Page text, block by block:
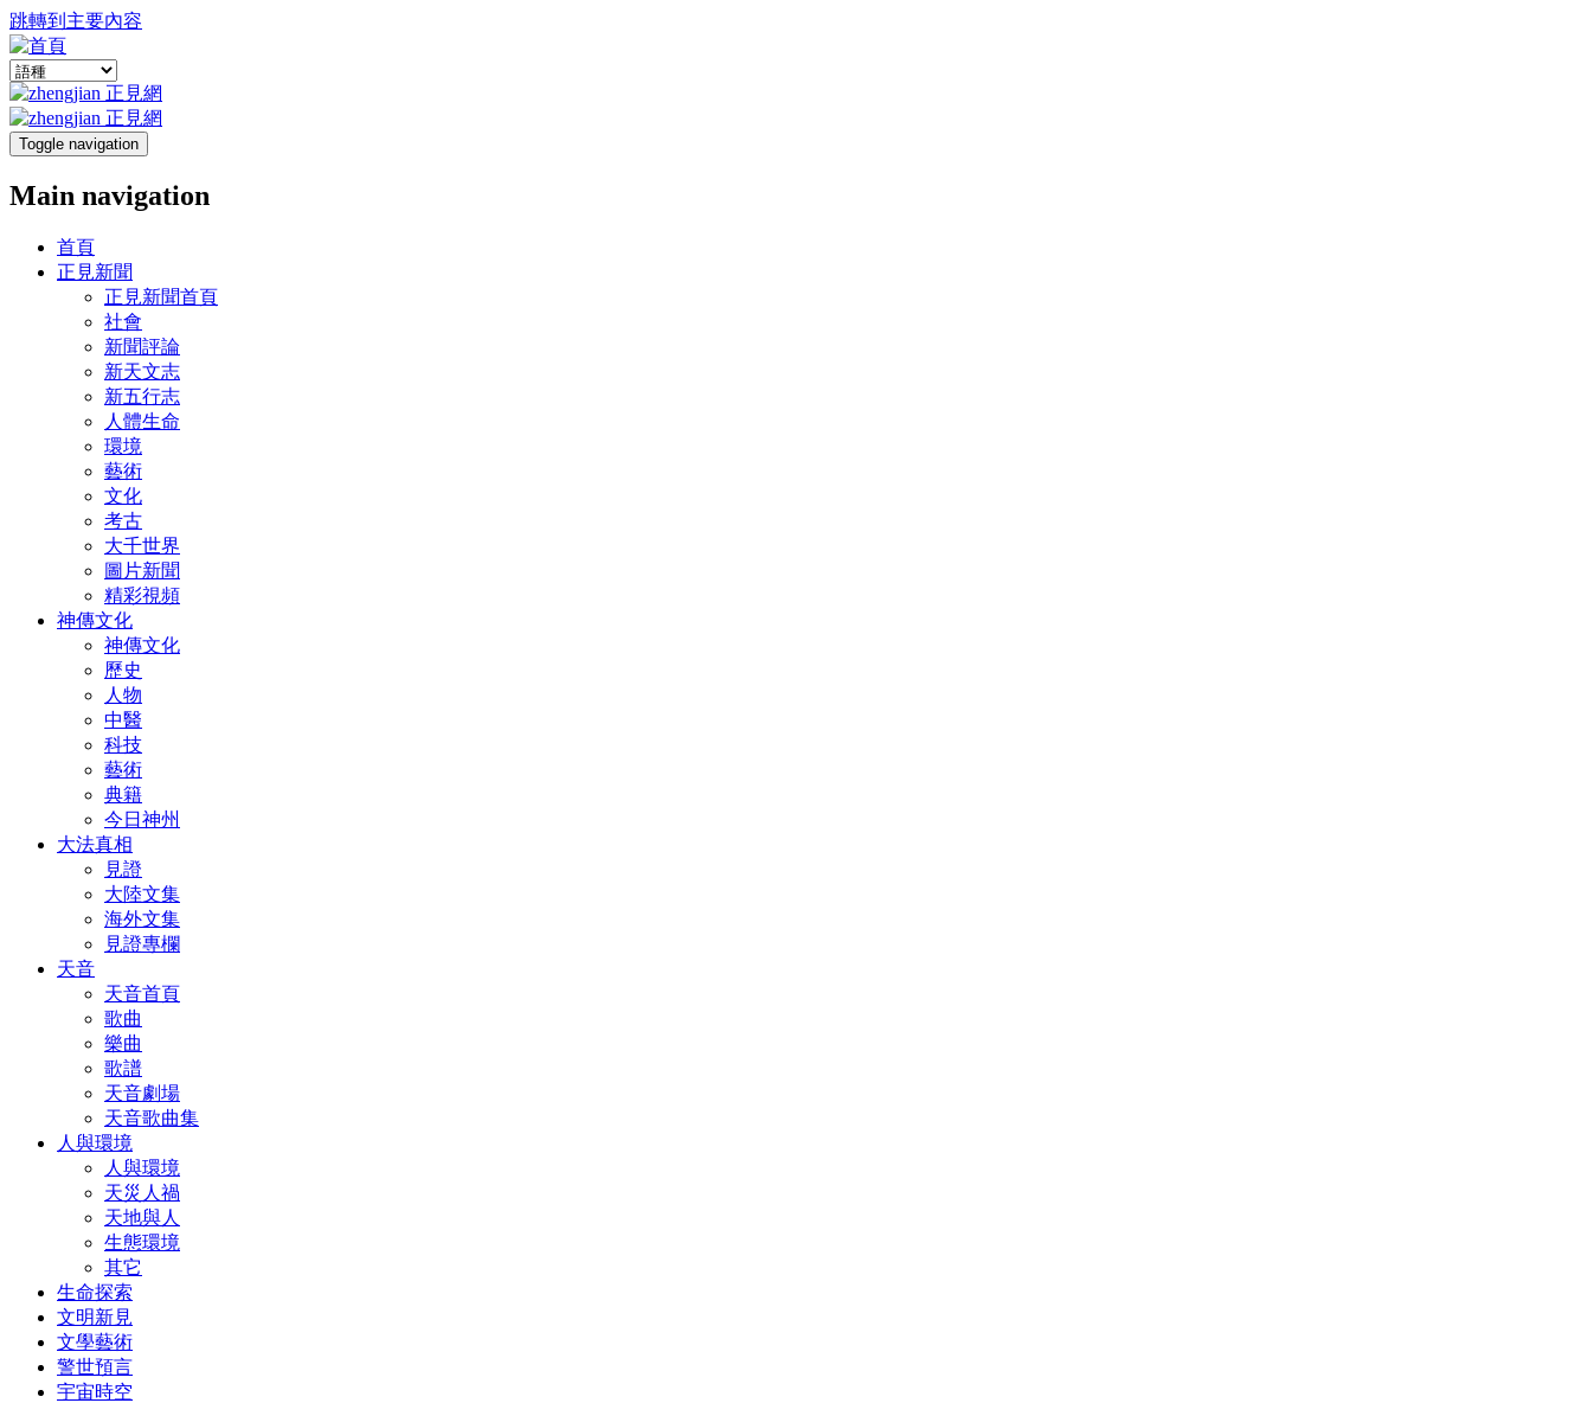
跳轉到主要內容
Toggle navigation
Main navigation
首頁
正見新聞
正見新聞首頁
社會
新聞評論
新天文志
新五行志
人體生命
環境
藝術
文化
考古
大千世界
圖片新聞
精彩視頻
神傳文化
神傳文化
歷史
人物
中醫
科技
藝術
典籍
今日神州
大法真相
見證
大陸文集
海外文集
見證專欄
天音
天音首頁
歌曲
樂曲
歌譜
天音劇場
天音歌曲集
人與環境
人與環境
天災人禍
天地與人
生態環境
其它
生命探索
文明新見
文學藝術
警世預言
宇宙時空